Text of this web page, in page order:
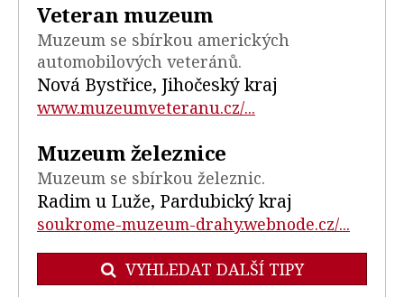
Veteran muzeum
Muzeum se sbírkou amerických
automobilových veteránů.
Nová Bystřice, Jihočeský kraj
www.muzeumveteranu.cz/...
Muzeum železnice
Muzeum se sbírkou železnic.
Radim u Luže, Pardubický kraj
soukrome-muzeum-drahy.webnode.cz/...
VYHLEDAT DALŠÍ TIPY